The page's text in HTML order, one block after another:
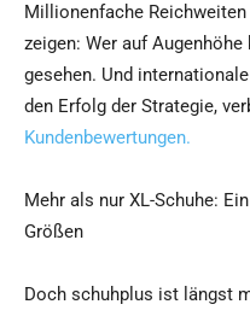
Millionenfache
zeigen: Wer auf
gesehen. Und
den Erfolg der Strategie,
Kundenbewertungen.
Mehr als nur XL-Schuhe:
Größen
Doch schuhplus ist längst